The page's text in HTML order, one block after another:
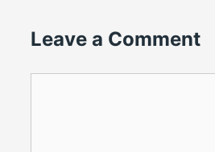
Leave a Comment